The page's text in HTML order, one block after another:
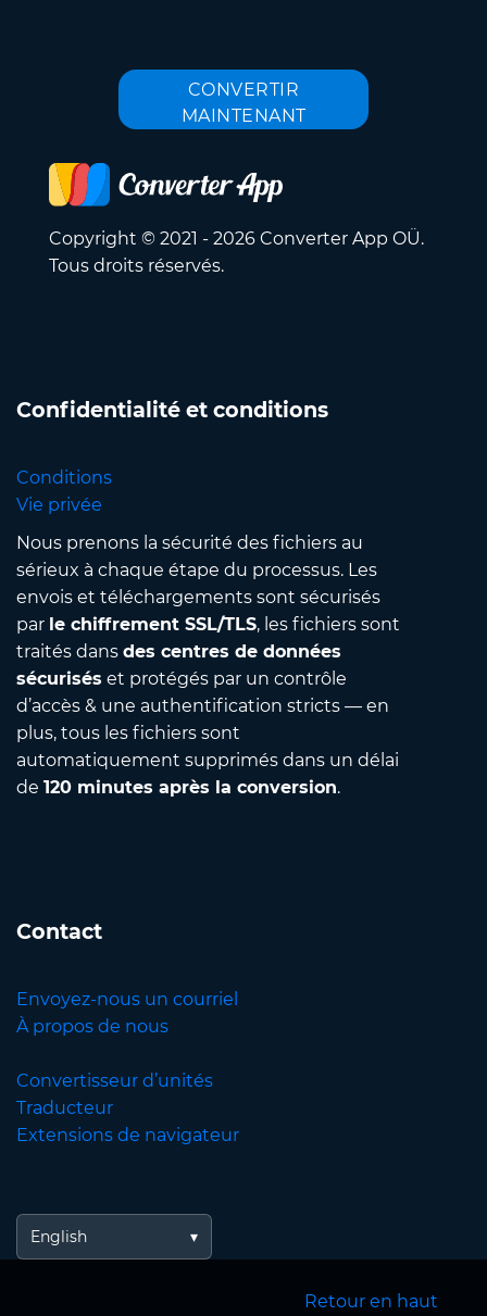
CONVERTIR
MAINTENANT
Copyright © 2021 - 2026 Converter App OÜ.
Tous droits réservés.
Confidentialité et conditions
Conditions
Vie privée
Nous prenons la sécurité des fichiers au
sérieux à chaque étape du processus. Les
envois et téléchargements sont sécurisés
par le chiffrement SSL/TLS, les fichiers sont
traités dans des centres de données
sécurisés et protégés par un contrôle
d’accès & une authentification stricts — en
plus, tous les fichiers sont
automatiquement supprimés dans un délai
de 120 minutes après la conversion.
Contact
Envoyez-nous un courriel
À propos de nous
Convertisseur d’unités
Traducteur
Extensions de navigateur
English
Retour en haut